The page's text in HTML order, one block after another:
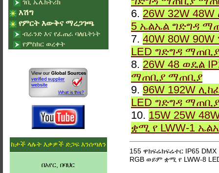
6. 26W 32W
5 ኤልኤል ግድግዳ
7. 40W 80W
LED ግድግዳ ማጠቢያ
8. 26W 48 ወዴል
ማጠቢያ ማጠቢያ
9. 96W 192W
LED ግድግዳ ማጠቢያ
10. 15W 25W
ቋሚ የ LWW-1
155 ዋክፍሬክፍሬተር IP65
RGB ወይም ቋሚ የ LWW-8
ገቢ ኤሌክትሪክ
እሽግ
የምርት እውቅና ማረጋገጫ
ብራንድ እና የፈጠራ ባለቤትነት
የምስክር ወረቀት
ከታች ላሉት እቃዎች ድጋፍ እንሰጣለን
በአየር, በባህር